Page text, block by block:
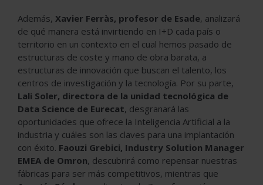
Además, Xavier Ferràs, profesor de Esade, analizará
de qué manera está invirtiendo en I+D cada país o
territorio en un contexto en el cual hemos pasado de
estructuras de coste y mano de obra barata, a
estructuras de innovación que buscan el talento, los
centros de investigación y la tecnología. Por su parte,
Lali Soler, directora de la unidad tecnológica de
Data Science de Eurecat, desgranará las
oportunidades que ofrece la Inteligencia Artificial a la
industria y cuáles son las claves para una implantación
con éxito. Faouzi Grebici, Industry Solution Manager
EMEA de Omron, descubrirá como repensar nuestras
fábricas para ser más competitivos, mientras que